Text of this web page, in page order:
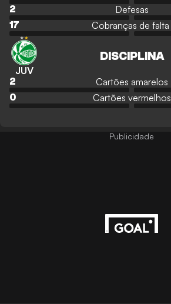
2
Defesas
17
Cobranças de falta
JUV
DISCIPLINA
2 Cartões amarelos
0
Cartões vermelhos
Publicidade